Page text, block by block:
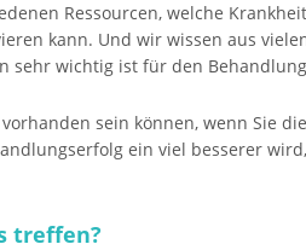
Ressourcen, welche
kann. Und wir wissen aus
sehr wichtig ist für den
sein können, wenn Sie
ein viel besserer
treffen?